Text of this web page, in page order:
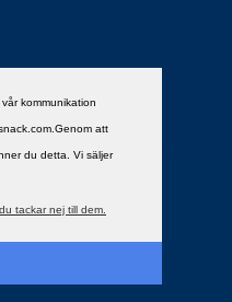
kommunikation
att
du detta. Vi säljer
tackar nej till dem.